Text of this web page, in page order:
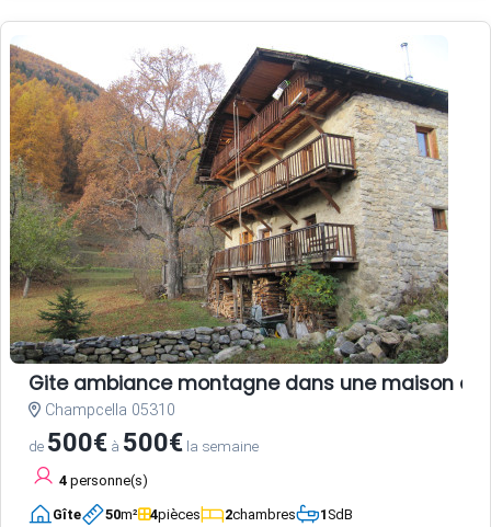
Gite ambiance montagne dans une maison
Champcella 05310
de 500€ à 500€ la semaine
4 personne(s)
Gîte 50m² 4pièces 2chambres 1SdB